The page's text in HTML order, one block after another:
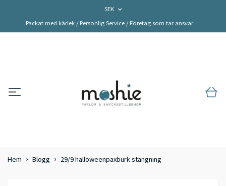
SEK
Packat med kärlek / Personlig Service / Företag som tar ansvar
Hem Blogg 29/9 halloweenpaxburk stängning